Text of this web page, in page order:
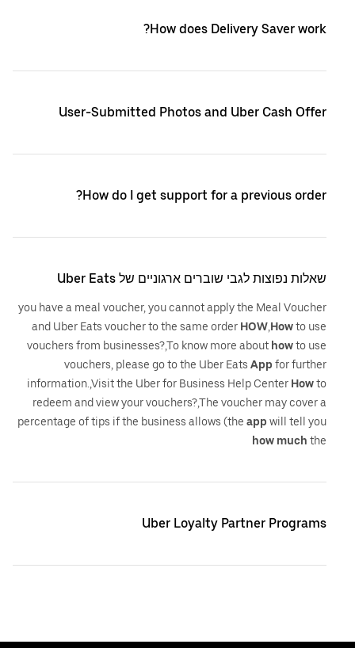
How does Delivery Saver work?
User-Submitted Photos and Uber Cash Offer
How do I get support for a previous order?
שאלות נפוצות לגבי שוברים ארגוניים של Uber Eats
you have a meal voucher, you cannot apply the Meal Voucher
and Uber Eats voucher to the same order HOW Howto use
vouchers from businesses?,To know more about howto use
vouchers, please go to the Uber Eats App for further
information.,Visit the Uber for Business Help Center Howto
redeem and view your vouchers?,The voucher may cover a
percentage of tips if the business allows (the app will tell you
how much the
Uber Loyalty Partner Programs